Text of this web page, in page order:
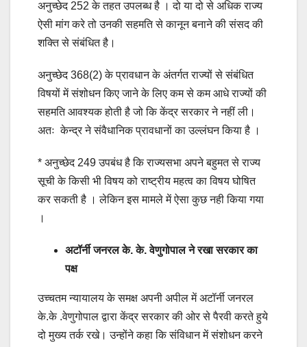
अनुच्छेद 252 के तहत उपलब्ध है । दो या दो से अधिक राज्य
ऐसी मांग करे तो उनकी सहमति से कानून बनाने की संसद की
शक्ति से संबंधित है।
अनुच्छेद 368(2) के प्रावधान के अंतर्गत राज्यों से संबंधित
विषयों में संशोधन किए जाने के लिए कम से कम आधे राज्यों की
सहमति आवश्यक होती है जो कि केंद्र सरकार ने नहीं ली।
अतः केन्द्र ने संवैधानिक प्रावधानों का उल्लंघन किया है ।
* अनुच्छेद 249 उपबंध है कि राज्यसभा अपने बहुमत से राज्य
सूची के किसी भी विषय को राष्ट्रीय महत्व का विषय घोषित
कर सकती है । लेकिन इस मामले में ऐसा कुछ नही किया गया
।
अटॉर्नी जनरल के. के. वेणुगोपाल ने रखा सरकार का
पक्ष
उच्चतम न्यायालय के समक्ष अपनी अपील में अटॉर्नी जनरल
के.के .वेणुगोपाल द्वारा केंद्र सरकार की ओर से पैरवी करते हुये
दो मुख्य तर्क रखे। उन्होंने कहा कि संविधान में संशोधन करने